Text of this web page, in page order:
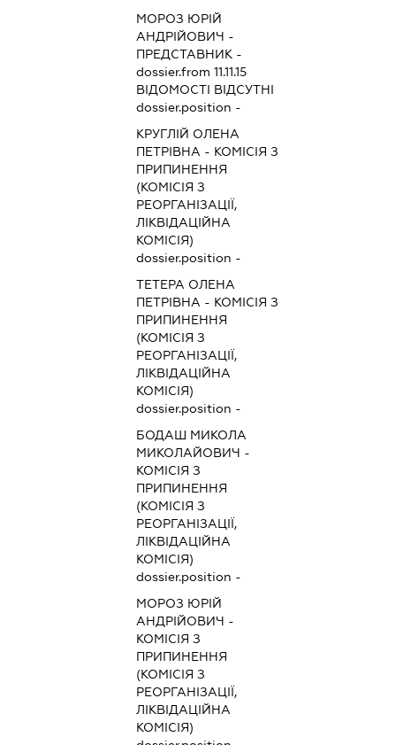
МОРОЗ ЮРІЙ
АНДРІЙОВИЧ -
ПРЕДСТАВНИК -
dossier.from 11.11.15
ВІДОМОСТІ ВІДСУТНІ
dossier.position -
КРУГЛІЙ ОЛЕНА
ПЕТРІВНА - КОМІСІЯ З
ПРИПИНЕННЯ
(КОМІСІЯ З
РЕОРГАНІЗАЦІЇ,
ЛІКВІДАЦІЙНА
КОМІСІЯ)
dossier.position -
ТЕТЕРА ОЛЕНА
ПЕТРІВНА - КОМІСІЯ З
ПРИПИНЕННЯ
(КОМІСІЯ З
РЕОРГАНІЗАЦІЇ,
ЛІКВІДАЦІЙНА
КОМІСІЯ)
dossier.position -
БОДАШ МИКОЛА
МИКОЛАЙОВИЧ -
КОМІСІЯ З
ПРИПИНЕННЯ
(КОМІСІЯ З
РЕОРГАНІЗАЦІЇ,
ЛІКВІДАЦІЙНА
КОМІСІЯ)
dossier.position -
МОРОЗ ЮРІЙ
АНДРІЙОВИЧ -
КОМІСІЯ З
ПРИПИНЕННЯ
(КОМІСІЯ З
РЕОРГАНІЗАЦІЇ,
ЛІКВІДАЦІЙНА
КОМІСІЯ)